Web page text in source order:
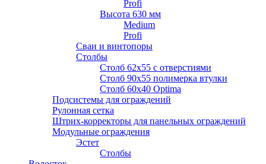
Profi
Высота 630 мм
Medium
Profi
Сваи и винтопоры
Столбы
Cтолб 62х55 с отверстиями
Cтолб 90х55 полимерка втулки
Столб 60х40 Optima
Подсистемы для ограждений
Рулонная сетка
Штрих-корректоры для панельных ограждений
Модульные ограждения
Эстет
Столбы